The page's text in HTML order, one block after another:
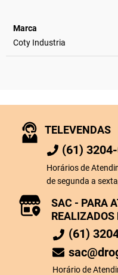
Marca
Coty Industria
TELEVENDAS
(61)
Horários de
de segunda a
SAC - PARA
(61)
Horário de